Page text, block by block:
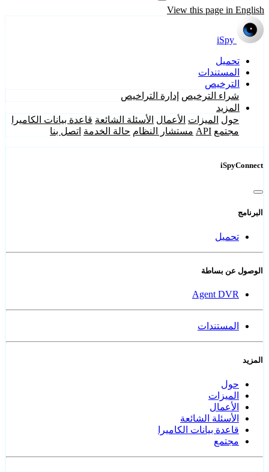
View this page in English
iSpy
تحميل
المستندات
الترخيص
شراء الترخيص إدارة التراخيص
المزيد
حول الميزات الأعمال الأسئلة الشائعة قاعدة بيانات الكاميرا
مجتمع API مستشار النظام حالة الخدمة اتصل بنا
iSpyConnect
البرنامج
تحميل
الوصول عن بساطة
Agent DVR
المستندات
المزيد
حول
الميزات
الأعمال
الأسئلة الشائعة
قاعدة بيانات الكاميرا
مجتمع